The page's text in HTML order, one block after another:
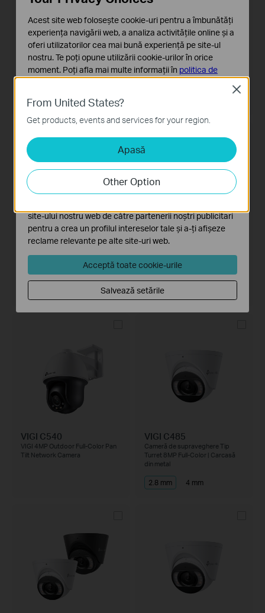
VIGI C540V
Cameră de supraveghere pentru
exterior, Full-Color, cu lentile
VIGI C540S
exterior cu Night Vision ColorPro
VIGI C540-W
VIGI 4MP Outdoor Full-Color Wi-Fi
Pan Tilt Network Camera
VIGI C540-4G
Cameră 4G Full-Color Pan/Tilt
pentru locații remote
VIGI C540
VIGI 4MP Outdoor Full-Color Pan
Tilt Network Camera
VIGI C485
Cameră de supraveghere Tip
Turret 8MP Full-Color | Carcasă
din metal
2.8 mm 4 mm
From United States?
Get products, events and services for your region.
Apasă
Other Option
Close
Acest site web folosește cookie-uri pentru a îmbunătăți
experiența navigării web, a analiza activitățile online și a
oferi utilizatorilor cea mai bună experiență pe site-ul
nostru. Te poți opune utilizării cookie-urilor în orice
moment. Poți afla mai multe informații în politica de
Cookie-uri de bază
Aceste cookie-uri sunt necesare pentru funcționarea
site-ului web și nu pot fi dezactivate în sistemele tale
Cookie-uri de analiză și marketing
Cookie-urile de analiză ne permit să analizăm activitățile
tale de pe site-ul nostru web a îmbunătăți și ajusta
funcționalitatea site-ului.
site-ului nostru web de către partenerii noștri publicitari
pentru a crea un profilul intereselor tale și a-ți afișeze
reclame relevante pe alte site-uri web.
Acceptă toate cookie-urile
Salvează setările